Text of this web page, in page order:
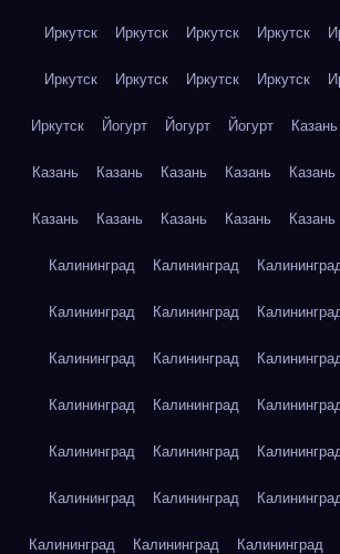
Иркутск Иркутск Иркутск Иркутск
Иркутск Иркутск Иркутск Иркутск
Иркутск Йогурт Йогурт Йогурт Казань
Казань Казань Казань Казань Казань
Казань Казань Казань Казань Казань
Калининград Калининград
Калининград Калининград
Калининград Калининград
Калининград Калининград
Калининград Калининград
Калининград Калининград
Калининград Калининград Калининград